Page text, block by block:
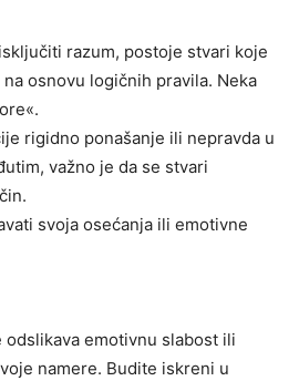
razum, postoje stvari koje
osnovu logičnih pravila. Neka
rigidno ponašanje ili nepravda u
važno je da se stvari
svoja osećanja ili emotivne
odslikava emotivnu slabost ili
namere. Budite iskreni u